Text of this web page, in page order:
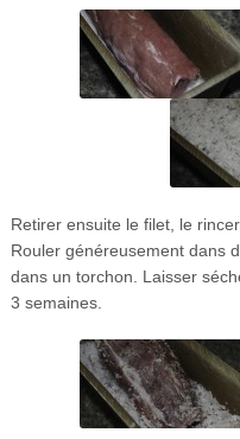
Retirer ensuite le filet, le
Rouler généreusement dans
dans un torchon. Laisser
3 semaines.